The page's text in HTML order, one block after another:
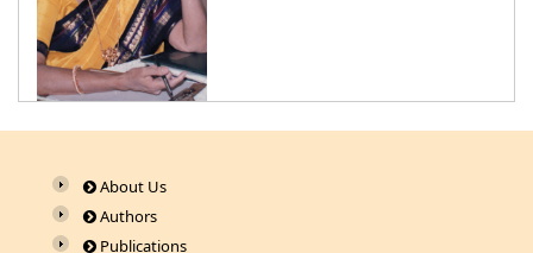
About Us
Authors
Publications